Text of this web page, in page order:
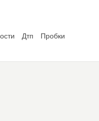
Дтп
Пробки